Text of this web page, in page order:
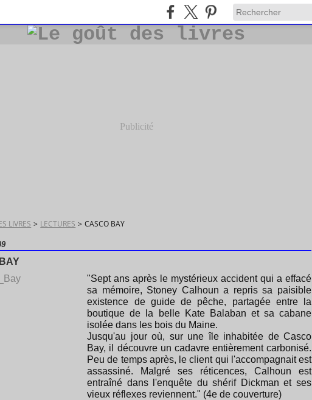
Publicité
LIVRES > LECTURES > CASCO BAY
"Sept ans après le mystérieux accident qui a effacé
sa mémoire, Stoney Calhoun a repris sa paisible
existence de guide de pêche, partagée entre la
boutique de la belle Kate Balaban et sa cabane
isolée dans les bois du Maine.
Jusqu'au jour où, sur une île inhabitée de Casco
Bay, il découvre un cadavre entièrement carbonisé.
Peu de temps après, le client qui l'accompagnait est
assassiné. Malgré ses réticences, Calhoun est
entraîné dans l'enquête du shérif Dickman et ses
vieux réflexes reviennent." (4e de couverture)